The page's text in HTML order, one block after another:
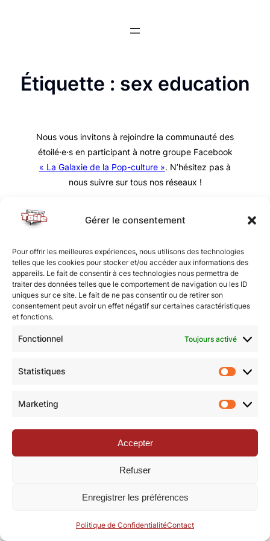
Gérer le consentement
Pour offrir les meilleures expériences, nous utilisons des technologies
telles que les cookies pour stocker et/ou accéder aux informations des
appareils. Le fait de consentir à ces technologies nous permettra de
traiter des données telles que le comportement de navigation ou les ID
uniques sur ce site. Le fait de ne pas consentir ou de retirer son
consentement peut avoir un effet négatif sur certaines caractéristiques
et fonctions.
Fonctionnel Toujours activé
Statistiques
Marketing
Accepter
Refuser
Enregistrer les préférences
Politique de ConfidentialitéContact
Étiquette : sex education
Nous vous invitons à rejoindre la communauté des
étoilé·e·s en participant à notre groupe Facebook
« La Galaxie de la Pop-culture ». N’hésitez pas à
nous suivre sur tous nos réseaux !
© Revue de la Toile 2018 – 2026 | Thème Mesa WPEX par
WPExplorer|Politique de confidentialité |Mentions légales